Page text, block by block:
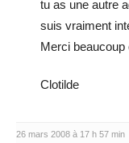
tu as une autre
suis vraiment
Merci beaucoup
Clotilde
26 mars 2008 à 17 h 57 min